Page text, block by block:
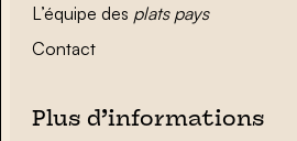
L’équipe des plats pays
Contact
Plus d’informations